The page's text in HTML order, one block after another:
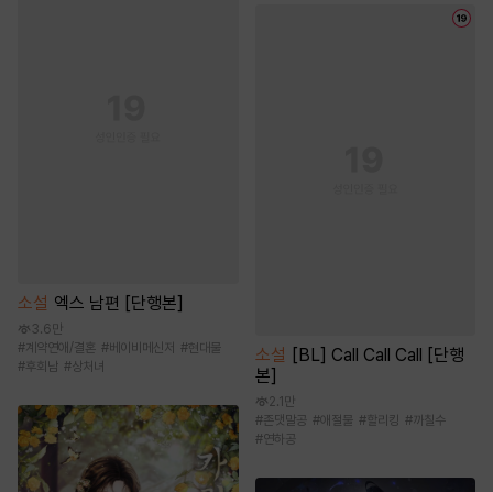
소설 엑스 남편 [단행본]
3.6만
# 계약연애/결혼 #베이비메신저 #현대물
#후회남 #상처녀
소설
[BL] Call Call Call [단행
본]
2.1만
#존댓말공 #애절물 #할리킹 #까칠수
#연하공